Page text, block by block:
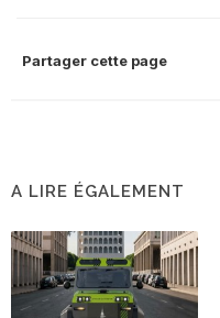
Partager cette page
A LIRE ÉGALEMENT